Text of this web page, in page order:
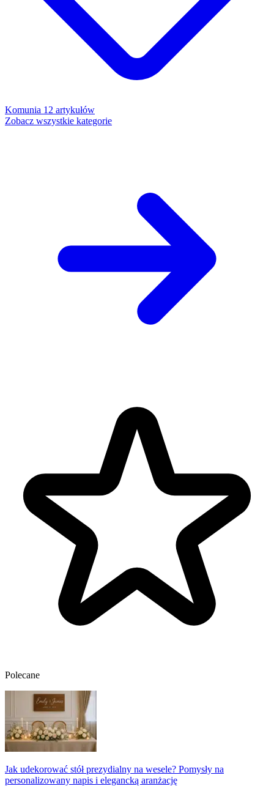
Komunia 12 artykułów
Zobacz wszystkie kategorie
Polecane
Jak udekorować stół prezydialny na wesele? Pomysły na
personalizowany napis i elegancką aranżację